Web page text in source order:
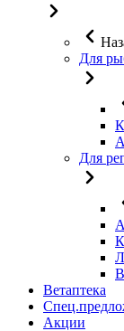
Для
Для
Ветаптека
Акции